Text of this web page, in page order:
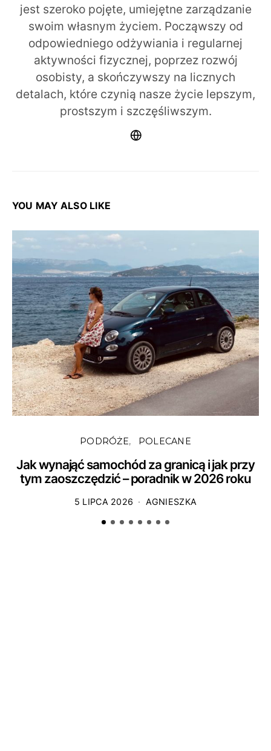
jest szeroko pojęte, umiejętne zarządzanie
swoim własnym życiem. Począwszy od
odpowiedniego odżywiania i regularnej
aktywności fizycznej, poprzez rozwój
osobisty, a skończywszy na licznych
detalach, które czynią nasze życie lepszym,
prostszym i szczęśliwszym.
YOU MAY ALSO LIKE
PODRÓŻE POLECANE
Jak wynająć samochód za granicą i jak przy
tym zaoszczędzić – poradnik w 2026 roku
5 LIPCA 2026 AGNIESZKA